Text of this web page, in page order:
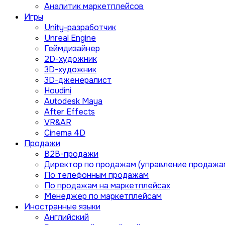
Аналитик маркетплейсов
Игры
Unity-разработчик
Unreal Engine
Геймдизайнер
2D-художник
3D-художник
3D-дженералист
Houdini
Autodesk Maya
After Effects
VR&AR
Cinema 4D
Продажи
B2B-продажи
Директор по продажам (управление
По телефонным продажам
По продажам на маркетплейсах
Менеджер по маркетплейсам
Иностранные языки
Английский